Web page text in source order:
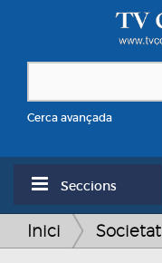
Cerca avançada
Seccions
Inici Societat